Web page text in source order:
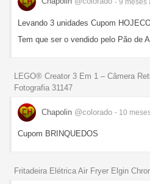
Levando 3 unidades Cupom
Tem que ser o vendido pelo Pão de
LEGO® Creator 3 Em 1 – Câmera
Fotografia 31147
Chapolin @colorado - 10
Cupom BRINQUEDOS
Fritadeira Elétrica Air Fryer Elgin